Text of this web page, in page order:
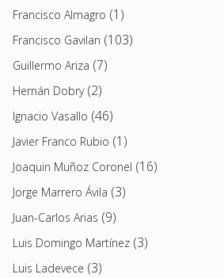
Francisco Almagro (1)
Francisco Gavilan (103)
Guillermo Ariza (7)
Hernán Dobry(2)
Ignacio Vasallo (46)
Javier Franco Rubio (1)
Joaquin Muñoz Coronel (16)
Jorge Marrero Ávila (3)
Juan-Carlos Arias (9)
Luis Domingo Martínez (3)
Luis Ladevece (3)